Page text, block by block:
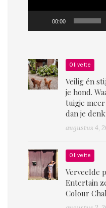
00:00
Olivette
Veilig én
je hond.
tuigje
dan je
augustus 4,
Olivette
Verveelde
Entertain
Colour